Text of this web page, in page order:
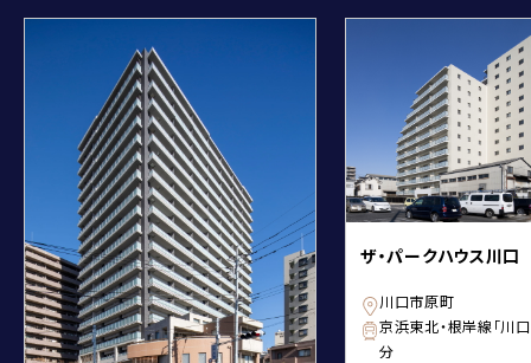
ザ・パークハウス川口
川口市原町
京浜東北・根岸線「川
分